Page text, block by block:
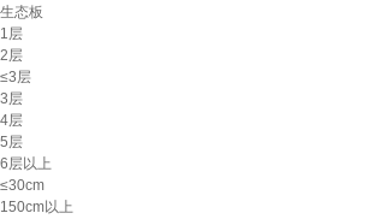
生态板
1层
2层
≤3层
3层
4层
5层
6层以上
≤30cm
150cm以上